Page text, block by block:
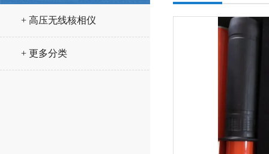
+ 高压无线核相仪
+ 更多分类